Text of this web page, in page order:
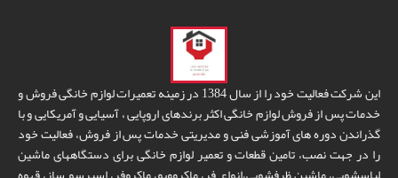
این شرکت فعالیت خود را از سال 1384 در زمینه تعمیرات لوازم خانگی فروش و
خدمات پس از فروش لوازم خانگی اکثر برندهای اروپایی ، آسیایی و آمریکایی و با
گذراندن دوره های آموزشی فنی و مدیریتی خدمات پس از فروش، فعالیت خود
را در جهت نصب، تامین قطعات و تعمیر لوازم خانگی برای دستگاههای ماشین